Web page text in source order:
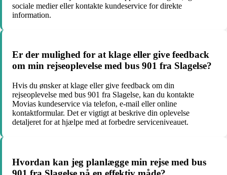
sociale medier eller kontakte kundeservice for direkte
information.
Er der mulighed for at klage eller give feedback
om min rejseoplevelse med bus 901 fra Slagelse?
Hvis du ønsker at klage eller give feedback om din
rejseoplevelse med bus 901 fra Slagelse, kan du kontakte
Movias kundeservice via telefon, e-mail eller online
kontaktformular. Det er vigtigt at beskrive din oplevelse
detaljeret for at hjælpe med at forbedre serviceniveauet.
Hvordan kan jeg planlægge min rejse med bus